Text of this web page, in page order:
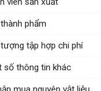
phẩm
tập hợp chi phí
số thông tin khác